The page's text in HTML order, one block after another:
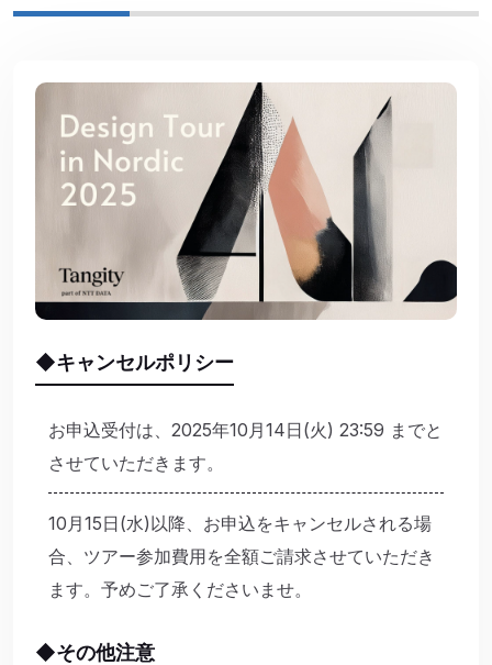
◆キャンセルポリシー
お申込受付は、2025年10月14日(火) 23:59 までと
させていただきます。
10月15日(水)以降、お申込をキャンセルされる場
合、ツアー参加費用を全額ご請求させていただき
ます。予めご了承くださいませ。
◆その他注意